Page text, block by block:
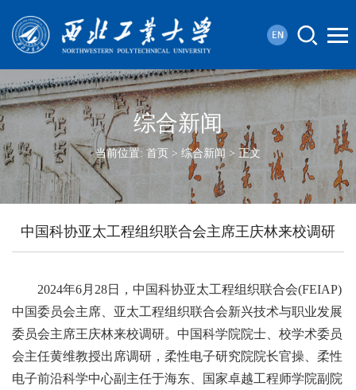
综合新闻
当前位置: 首页 > 综合新闻 > 正文
中国科协亚太工程组织联合会主席王庆林来校调研
2024年6月28日，中国科协亚太工程组织联合会(FEIAP)
中国委员会主席、亚太工程组织联合会新兴技术与职业发展
委员会主席王庆林来校调研。中国科学院院士、校学术委员
会主任黄维教授出席调研，柔性电子研究院院长官操、柔性
电子前沿科学中心副主任于海东、国家卓越工程师学院副院